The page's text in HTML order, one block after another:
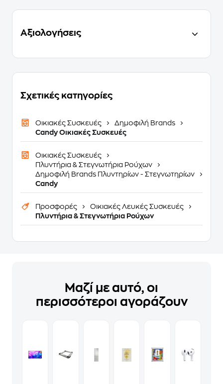
Αξιολογήσεις
Σχετικές κατηγορίες
Οικιακές Συσκευές
Δημοφιλή Brands
Candy Οικιακές Συσκευές
Οικιακές Συσκευές
Πλυντήρια & Στεγνωτήρια Ρούχων
Δημοφιλή Brands Πλυντηρίων - Στεγνωτηρίων
Candy
Προσφορές
Οικιακές Λευκές Συσκευές
Πλυντήρια & Στεγνωτήρια Ρούχων
Μαζί με αυτό, οι
περισσότεροι αγοράζουν